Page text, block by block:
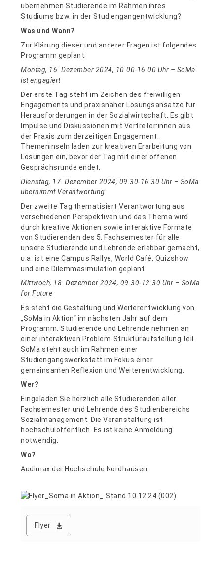
übernehmen Studierende im Rahmen ihres
Studiums bzw. in der Studiengangentwicklung?
Was und Wann?
Zur Klärung dieser und anderer Fragen ist folgendes
Programm geplant:
Montag, 16. Dezember 2024, 10.00-16.00 Uhr – SoMa
ist engagiert
Der erste Tag steht im Zeichen des freiwilligen
Engagements und praxisnaher Lösungsansätze für
Herausforderungen in der Sozialwirtschaft. Es gibt
Impulse und Diskussionen mit Vertreter:innen aus
der Praxis zum derzeitigen Engagement.
Themeninseln laden zur kreativen Erarbeitung von
Lösungen ein, bevor der Tag mit einer offenen
Gesprächsrunde endet.
Dienstag, 17. Dezember 2024, 09.30-16.30 Uhr – SoMa
übernimmt Verantwortung
Der zweite Tag thematisiert Verantwortung aus
verschiedenen Perspektiven und das Thema wird
durch kreative Aktionen sowie interaktive Formate
von Studierenden des 5. Fachsemester für alle
unsere Studierende und Lehrende erlebbar gemacht,
u.a. ist eine Campus Rallye, World Café, Quizshow
und eine Dilemmasimulation geplant.
Mittwoch, 18. Dezember 2024, 09.30-12.30 Uhr – SoMa
for Future
Es steht die Gestaltung und Weiterentwicklung von
„SoMa in Aktion“ im nächsten Jahr auf dem
Programm. Studierende und Lehrende nehmen an
einer interaktiven Problem-Strukturaufstellung teil.
SoMa steht auch im Rahmen einer
Studiengangswerkstatt im Fokus einer
gemeinsamen Reflexion und Weiterentwicklung.
Wer?
Eingeladen Sie herzlich alle Studierenden aller
Fachsemester und Lehrende des Studienbereichs
Sozialmanagement. Die Veranstaltung ist
hochschulöffentlich. Es ist keine Anmeldung
notwendig.
Wo?
Audimax der Hochschule Nordhausen
Flyer